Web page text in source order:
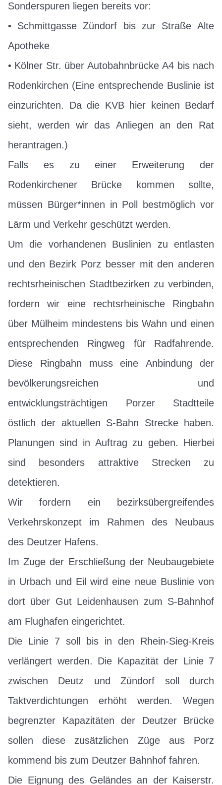
Sonderspuren liegen bereits vor:
• Schmittgasse Zündorf bis zur Straße Alte
Apotheke
• Kölner Str. über Autobahnbrücke A4 bis nach
Rodenkirchen (Eine entsprechende Buslinie ist
einzurichten. Da die KVB hier keinen Bedarf
sieht, werden wir das Anliegen an den Rat
herantragen.)
Falls es zu einer Erweiterung der
Rodenkirchener Brücke kommen sollte,
müssen Bürger*innen in Poll bestmöglich vor
Lärm und Verkehr geschützt werden.
Um die vorhandenen Buslinien zu entlasten
und den Bezirk Porz besser mit den anderen
rechtsrheinischen Stadtbezirken zu verbinden,
fordern wir eine rechtsrheinische Ringbahn
über Mülheim mindestens bis Wahn und einen
entsprechenden Ringweg für Radfahrende.
Diese Ringbahn muss eine Anbindung der
bevölkerungsreichen und
entwicklungsträchtigen Porzer Stadtteile
östlich der aktuellen S-Bahn Strecke haben.
Planungen sind in Auftrag zu geben. Hierbei
sind besonders attraktive Strecken zu
detektieren.
Wir fordern ein bezirksübergreifendes
Verkehrskonzept im Rahmen des Neubaus
des Deutzer Hafens.
Im Zuge der Erschließung der Neubaugebiete
in Urbach und Eil wird eine neue Buslinie von
dort über Gut Leidenhausen zum S-Bahnhof
am Flughafen eingerichtet.
Die Linie 7 soll bis in den Rhein-Sieg-Kreis
verlängert werden. Die Kapazität der Linie 7
zwischen Deutz und Zündorf soll durch
Taktverdichtungen erhöht werden. Wegen
begrenzter Kapazitäten der Deutzer Brücke
sollen diese zusätzlichen Züge aus Porz
kommend bis zum Deutzer Bahnhof fahren.
Die Eignung des Geländes an der Kaiserstr.